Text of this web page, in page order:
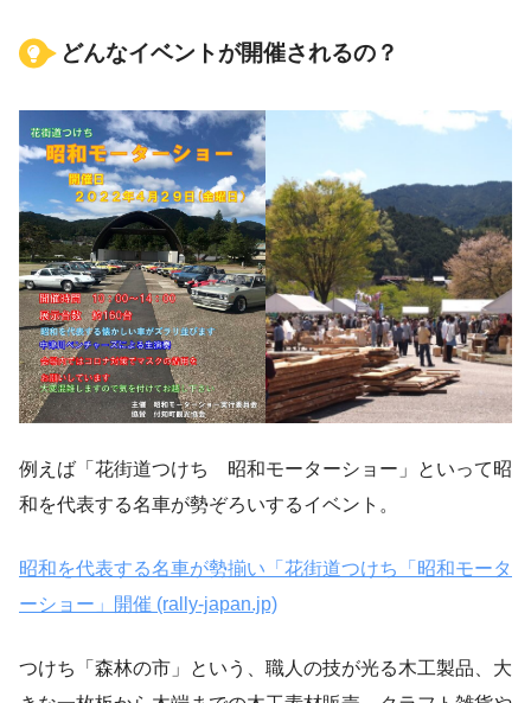
どんなイベントが開催されるの？
例えば「花街道つけち 昭和モーターショー」といって昭
和を代表する名車が勢ぞろいするイベント。
昭和を代表する名車が勢揃い「花街道つけち「昭和モータ
ーショー」開催 (rally-japan.jp)
つけち「森林の市」という、職人の技が光る木工製品、大